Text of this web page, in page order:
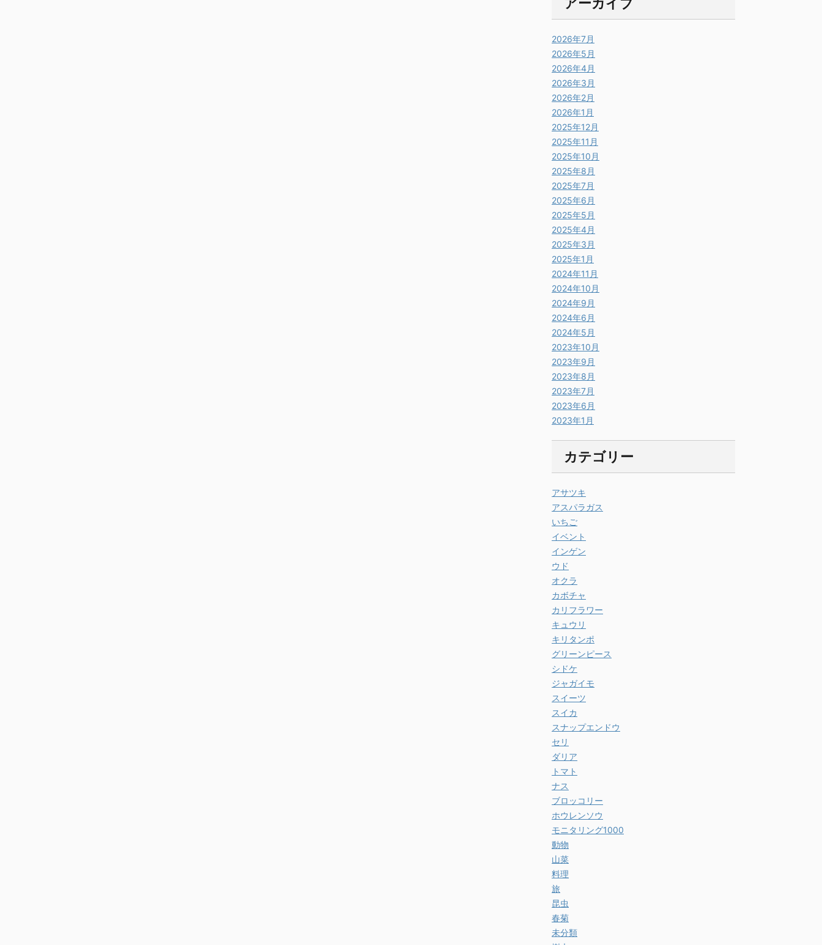
2026年7月
2026年5月
2026年4月
2026年3月
2026年2月
2026年1月
2025年12月
2025年11月
2025年10月
2025年8月
2025年7月
2025年6月
2025年5月
2025年4月
2025年3月
2025年1月
2024年11月
2024年10月
2024年9月
2024年6月
2024年5月
2023年10月
2023年9月
2023年8月
2023年7月
2023年6月
2023年1月
カテゴリー
アサツキ
アスパラガス
いちご
イベント
インゲン
ウド
オクラ
カボチャ
カリフラワー
キュウリ
キリタンポ
グリーンピース
シドケ
ジャガイモ
スイーツ
スイカ
スナップエンドウ
セリ
ダリア
トマト
ナス
ブロッコリー
ホウレンソウ
モニタリング1000
動物
山菜
料理
旅
昆虫
春菊
未分類